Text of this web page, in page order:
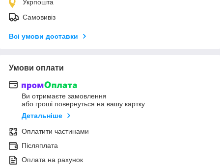
Укрпошта
Самовивіз
Всі умови доставки
Умови оплати
Ви отримаєте замовлення
або гроші повернуться на вашу картку
Детальніше
Оплатити частинами
Післяплата
Оплата на рахунок